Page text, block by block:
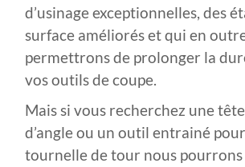
d’usinage exceptionnelles, des
surface améliorés et qui en
permettrons de prolonger la
vos outils de coupe.
Mais si vous recherchez une
d’angle ou un outil entrainé
tournelle de tour nous